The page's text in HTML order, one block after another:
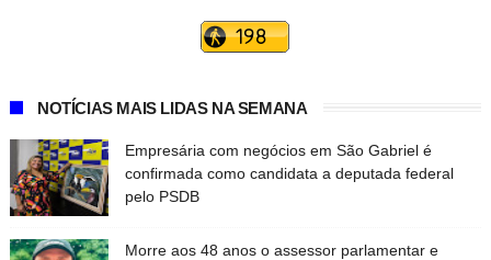
NOTÍCIAS MAIS LIDAS NA SEMANA
Empresária com negócios em São Gabriel é
confirmada como candidata a deputada federal
pelo PSDB
Morre aos 48 anos o assessor parlamentar e